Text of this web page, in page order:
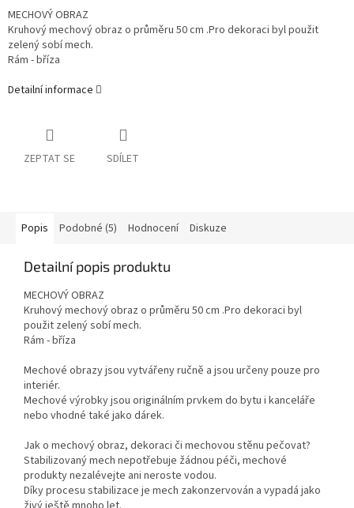
MECHOVÝ OBRAZ
Kruhový mechový obraz o průměru 50 cm .Pro dekoraci byl použit
zelený sobí mech.
Rám - bříza
Detailní informace
ZEPTAT SE SDÍLET
Popis Podobné (5) Hodnocení Diskuze
Detailní popis produktu
MECHOVÝ OBRAZ
Kruhový mechový obraz o průměru 50 cm .Pro dekoraci byl
použit zelený sobí mech.
Rám - bříza
Mechové obrazy jsou vytvářeny ručně a jsou určeny pouze pro
interiér.
Mechové výrobky jsou originálním prvkem do bytu i kanceláře
nebo vhodné také jako dárek.
Jak o mechový obraz, dekoraci či mechovou stěnu pečovat?
Stabilizovaný mech nepotřebuje žádnou péči, mechové
produkty nezalévejte ani neroste vodou.
Díky procesu stabilizace je mech zakonzervován a vypadá jako